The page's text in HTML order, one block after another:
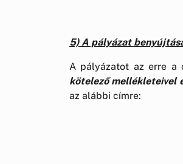
5) A pályázat
A pályázatot az erre a
kötelező mellékleteivel
az alábbi címre: